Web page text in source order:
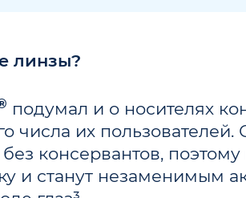
линзы?
подумал и о носителях
числа их
без консервантов,
и станут незаменимым